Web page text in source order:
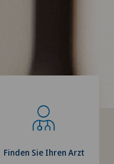
Finden Sie Ihren Arzt